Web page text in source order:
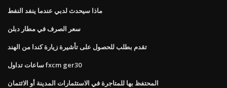
ماذا سيحدث لدبي عندما ينفد النفط
سعر الصرف في مطار دبلن
تقدم بطلب للحصول على تأشيرة زيارة كندا من الهند
ساعات تداول fxcm ger30
المحتفظ بها للمتاجرة في الاستثمارات المدينة أو الائتمان